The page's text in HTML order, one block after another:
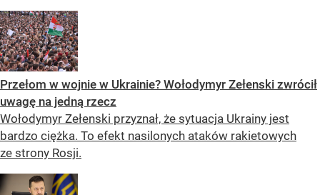
Przełom w wojnie w Ukrainie? Wołodymyr Zełenski zwrócił
uwagę na jedną rzecz
Wołodymyr Zełenski przyznał, że sytuacja Ukrainy jest
bardzo ciężka. To efekt nasilonych ataków rakietowych
ze strony Rosji.